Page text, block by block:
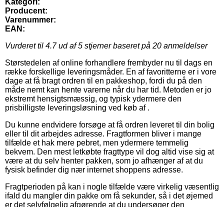
Kategori:
Producent:
Varenummer:
EAN:
Vurderet til 4.7ud af 5 stjerner baseret på 20 anmeldelser
Størstedelen af online forhandlere frembyder nu til dags en
række forskellige leveringsmåder. En af favoritterne er i vore
dage at få bragt ordren til en pakkeshop, fordi du på den
måde nemt kan hente varerne når du har tid. Metoden er jo
ekstremt hensigtsmæssig, og typisk ydermere den
prisbilligste leveringsløsning ved køb af .
Du kunne endvidere forsøge at få ordren leveret til din bolig
eller til dit arbejdes adresse. Fragtformen bliver i mange
tilfælde et hak mere pebret, men ydermere temmelig
bekvem. Den mest letkøbte fragttype vil dog altid vise sig at
være at du selv henter pakken, som jo afhænger af at du
fysisk befinder dig nær internet shoppens adresse.
Fragtperioden på kan i nogle tilfælde være virkelig væsentlig
ifald du mangler din pakke om få sekunder, så i det øjemed
er det selvfølgelig afgørende at du undersøger den